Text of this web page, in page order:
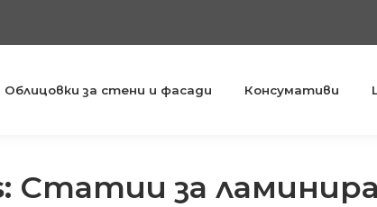
Облицовки за стени и фасади Консумативи
Статии за